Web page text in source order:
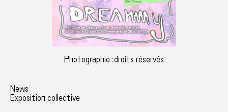
Photographie : droits réservés
News
Exposition collective